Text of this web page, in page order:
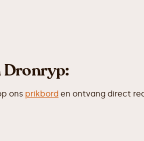
Dronryp:
ons prikbord en ontvang direct